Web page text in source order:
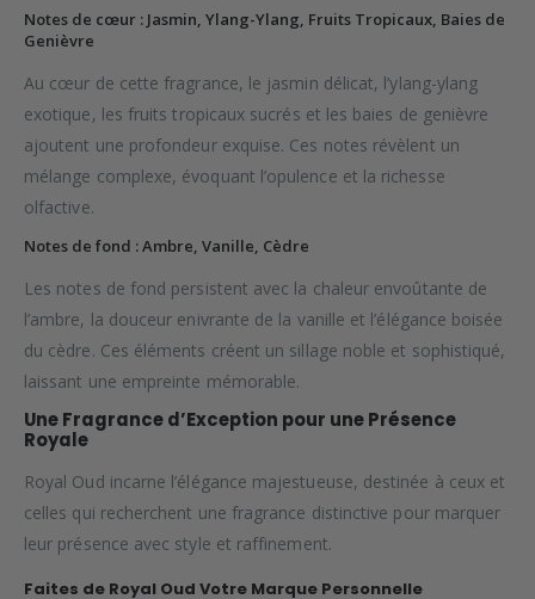
Notes de cœur : Jasmin, Ylang-Ylang, Fruits Tropicaux, Baies de
Genièvre
Au cœur de cette fragrance, le jasmin délicat, l’ylang-ylang
exotique, les fruits tropicaux sucrés et les baies de genièvre
ajoutent une profondeur exquise. Ces notes révèlent un
mélange complexe, évoquant l’opulence et la richesse
olfactive.
Notes de fond : Ambre, Vanille, Cèdre
Les notes de fond persistent avec la chaleur envoûtante de
l’ambre, la douceur enivrante de la vanille et l’élégance boisée
du cèdre. Ces éléments créent un sillage noble et sophistiqué,
laissant une empreinte mémorable.
Une Fragrance d’Exception pour une Présence
Royale
Royal Oud incarne l’élégance majestueuse, destinée à ceux et
celles qui recherchent une fragrance distinctive pour marquer
leur présence avec style et raffinement.
Faites de Royal Oud Votre Marque Personnelle